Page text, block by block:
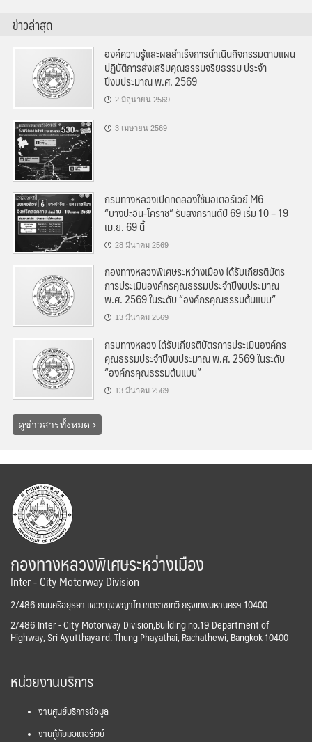
ข่าวล่าสุด
องค์ความรู้และผลสำเร็จการดำเนินกิจกรรมตามแผน
ปฏิบัติการส่งเสริมคุณธรรมจริยธรรม ประจำ
ปีงบประมาณ พ.ศ. 2569
2 มิถุนายน 2569
3 เมษายน 2569
กรมทางหลวงเปิดทดลองใช้มอเตอร์เวย์ M6
“บางปะอิน-โคราช” รับสงกรานต์ปี 69 เริ่ม 10 – 19
เม.ย. 69 นี้
28 มีนาคม 2569
กองทางหลวงพิเศษระหว่างเมือง ได้รับเกียรติบัตร
การประเมินองค์กรคุณธรรมประจำปีงบประมาณ
พ.ศ. 2569 ในระดับ “องค์กรคุณธรรมต้นแบบ”
13 มีนาคม 2569
กรมทางหลวง ได้รับเกียรติบัตรการประเมินองค์กร
คุณธรรมประจำปีงบประมาณ พ.ศ. 2569 ในระดับ
“องค์กรคุณธรรมต้นแบบ”
13 มีนาคม 2569
ดูข่าวสารทั้งหมด
กองทางหลวงพิเศษระหว่างเมือง
Inter - City Motorway Division
2/486 ถนนศรีอยุธยา แขวงทุ่งพญาไท เขตราชเทวี กรุงเทพมหานครฯ 10400
2/486 Inter - City Motorway Division,Building no.19 Department of
Highway, Sri Ayutthaya rd. Thung Phayathai, Rachathewi, Bangkok 10400
หน่วยงานบริการ
งานศูนย์บริการข้อมูล
งานกู้ภัยมอเตอร์เวย์